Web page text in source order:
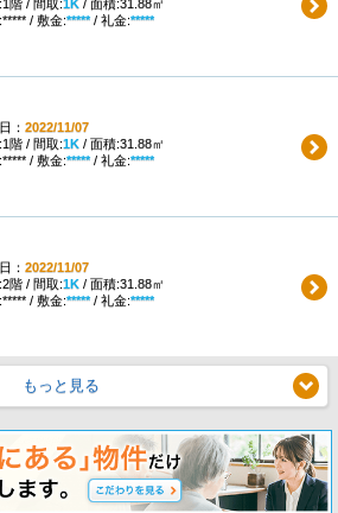
階 / 間取:1K/ 面積:31.88㎡
/ 敷金:*****/ 礼金:*****
： 2022/11/07
階 / 間取:1K/ 面積:31.88㎡
/ 敷金:*****/ 礼金:*****
： 2022/11/07
階 / 間取:1K/ 面積:31.88㎡
/ 敷金:*****/ 礼金:*****
もっと見る